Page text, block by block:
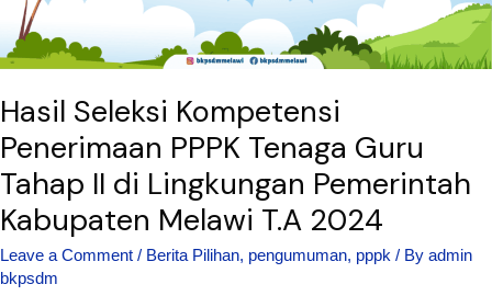
Hasil Seleksi Kompetensi
Penerimaan PPPK Tenaga Guru
Tahap II di Lingkungan Pemerintah
Kabupaten Melawi T.A 2024
Leave a Comment / Berita Pilihan, pengumuman, pppk / By admin
bkpsdm
Lingkungan
Kabupaten
Melawi
T.A
2024